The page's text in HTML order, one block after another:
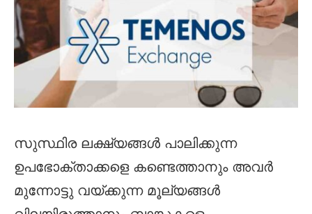
സുസ്ഥിര ലക്ഷ്യങ്ങള്‍ പാലിക്കുന്ന
ഉപഭോക്താക്കളെ കണ്ടെത്താനും അവര്‍
മുന്നോട്ടു വയ്ക്കുന്ന മൂല്യങ്ങള്‍